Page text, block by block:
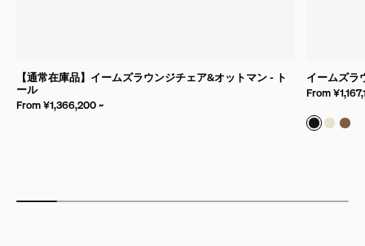
【通常在庫品】イームズラウンジチェア&オットマン - ト
ール
From ¥1,366,200 ~
イームズラ
From
バンブー
バン
バ